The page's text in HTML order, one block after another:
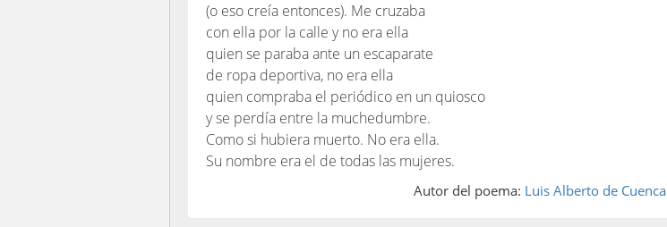
(o eso creía entonces). Me cruzaba
con ella por la calle y no era ella
quien se paraba ante un escaparate
de ropa deportiva, no era ella
quien compraba el periódico en un quiosco
y se perdía entre la muchedumbre.
Como si hubiera muerto. No era ella.
Su nombre era el de todas las mujeres.
Autor del poema: Luis Alberto de Cuenca